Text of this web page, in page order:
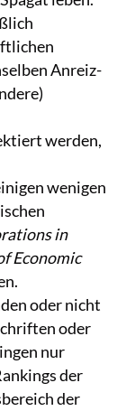
Anreiz-
werden,
wenigen
in
Economic
oder nicht
oder
nur
der
der